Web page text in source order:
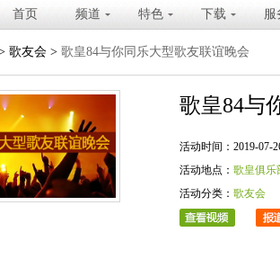
首页 频道 特色 下载 服
歌友会 > 歌皇84与你同乐大型歌友联谊晚会
歌皇84与
活动时间：2019-07-
活动地点： 歌皇俱乐
活动分类： 歌友会